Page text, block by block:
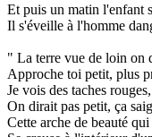
Et puis un matin l'enfant
Il s'éveille à l'homme
" La terre vue de loin on
Approche toi petit, plus
Je vois des taches
On dirait pas petit, ça
Cette arche de beauté